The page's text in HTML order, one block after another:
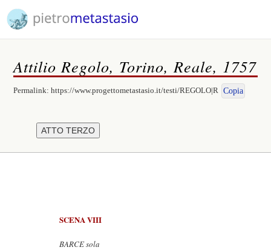
Attilio Regolo, Torino, Reale, 1757
Permalink:https://www.progettometastasio.it/testi/REGOLO|R Copia
SCENA VIII
BARCE sola